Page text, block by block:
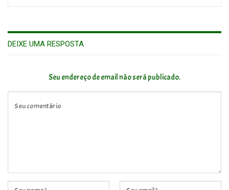
DEIXE UMA RESPOSTA
Seu endereço de email não será publicado.